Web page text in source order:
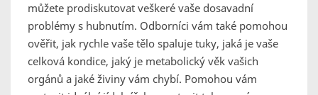
můžete prodiskutovat veškeré vaše dosavadní
problémy s hubnutím. Odborníci vám také pomohou
ověřit, jak rychle vaše tělo spaluje tuky, jaká je vaše
celková kondice, jaký je metabolický věk vašich
orgánů a jaké živiny vám chybí. Pomohou vám